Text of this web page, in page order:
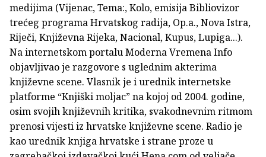
medijima (Vijenac, Tema:, Kolo, emisija Bibliovizor
trećeg programa Hrvatskog radija, Op.a., Nova Istra,
Riječi, Književna Rijeka, Nacional, Kupus, Lupiga...).
Na internetskom portalu Moderna Vremena Info
objavljivao je razgovore s uglednim akterima
književne scene. Vlasnik je i urednik internetske
platforme “Knjiški moljac” na kojoj od 2004. godine,
osim svojih književnih kritika, svakodnevnim ritmom
prenosi vijesti iz hrvatske književne scene. Radio je
kao urednik knjiga hrvatske i strane proze u